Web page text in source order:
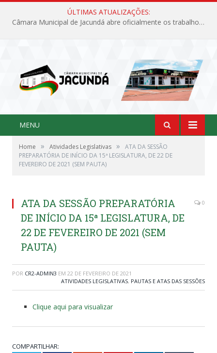
ÚLTIMAS ATUALIZAÇÕES:
Câmara Municipal de Jacundá abre oficialmente os trabalhos legislativos de 2026
MENU
Home » Atividades Legislativas »
ATA DA SESSÃO
PREPARATÓRIA DE INÍCIO DA 15ª LEGISLATURA, DE 22 DE
FEVEREIRO DE 2021 (SEM PAUTA)
ATA DA SESSÃO PREPARATÓRIA
DE INÍCIO DA 15ª LEGISLATURA, DE
22 DE FEVEREIRO DE 2021 (SEM
PAUTA)
0
POR CR2-ADMIN3 EM 22 DE FEVEREIRO DE 2021
ATIVIDADES LEGISLATIVAS, PAUTAS E ATAS DAS SESSÕES
Clique aqui para visualizar
COMPARTILHAR: